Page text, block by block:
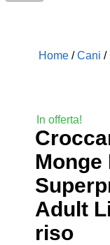
Home/Cani /
In offerta!
Monge
Adult
riso